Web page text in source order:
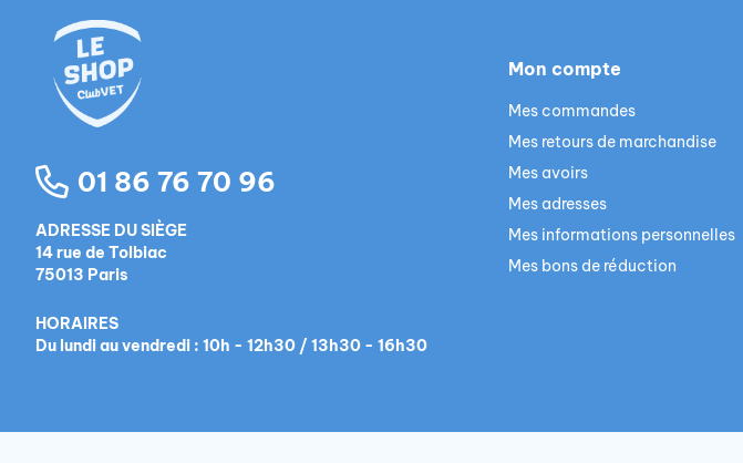
01 86 76 70 96
ADRESSE DU SIÈGE
14 rue de Tolbiac
75013 Paris
HORAIRES
Du lundi au vendredi : 10h - 12h30 / 13h30 - 16h30
Mon compte
Mes commandes
Mes retours de marchandise
Mes avoirs
Mes adresses
Mes informations personnelles
Mes bons de réduction